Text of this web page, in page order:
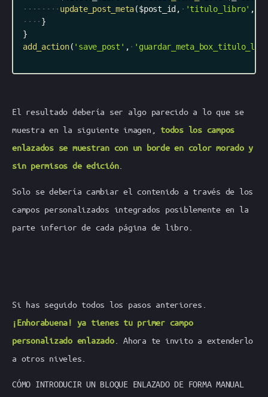
update_post_meta($post_id , 'titulo_libro' ,
}
}
add_action( 'save_post' ,
El resultado debería ser algo parecido a lo que se
muestra en la siguiente imagen, todos los campos
enlazados se muestran con un borde en color morado y
sin permisos de edición.
Solo se debería cambiar el contenido a través de los
campos personalizados integrados posiblemente en la
parte inferior de cada página de libro.
Si has seguido todos los pasos anteriores.
¡Enhorabuena! ya tienes tu primer campo
personalizado enlazado. Ahora te invito a extenderlo
a otros niveles.
CÓMO INTRODUCIR UN BLOQUE ENLAZADO DE FORMA MANUAL